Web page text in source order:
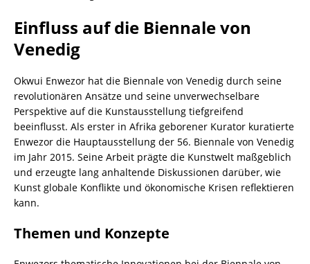
Einfluss auf die Biennale von
Venedig
Okwui Enwezor hat die Biennale von Venedig durch seine
revolutionären Ansätze und seine unverwechselbare
Perspektive auf die Kunstausstellung tiefgreifend
beeinflusst. Als erster in Afrika geborener Kurator kuratierte
Enwezor die Hauptausstellung der 56. Biennale von Venedig
im Jahr 2015. Seine Arbeit prägte die Kunstwelt maßgeblich
und erzeugte lang anhaltende Diskussionen darüber, wie
Kunst globale Konflikte und ökonomische Krisen reflektieren
kann.
Themen und Konzepte